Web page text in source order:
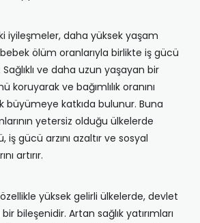
iyileşmeler, daha yüksek yaşam
ölüm oranlarıyla birlikte iş gücü
ve daha uzun yaşayan bir
ve bağımlılık oranını
büyümeye katkıda bulunur. Buna
yetersiz olduğu ülkelerde
iş gücü arzını azaltır ve sosyal
artırır.
yüksek gelirli ülkelerde, devlet
bileşenidir. Artan sağlık yatırımları